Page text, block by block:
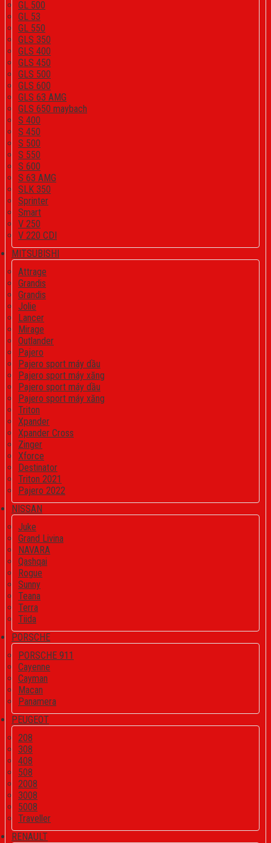
GL 500
GL 53
GL 550
GLS 350
GLS 400
GLS 450
GLS 500
GLS 600
GLS 63 AMG
GLS 650 maybach
S 400
S 450
S 500
S 550
S 600
S 63 AMG
SLK 350
Sprinter
Smart
V 250
V 220 CDI
MITSUBISHI
Attrage
Grandis
Grandis
Jolie
Lancer
Mirage
Outlander
Pajero
Pajero sport máy dầu
Pajero sport máy xăng
Pajero sport máy dầu
Pajero sport máy xăng
Triton
Xpander
Xpander Cross
Zinger
Xforce
Destinator
Triton 2021
Pajero 2022
NISSAN
Juke
Grand Livina
NAVARA
Qashqai
Rogue
Sunny
Teana
Terra
Tiida
PORSCHE
PORSCHE 911
Cayenne
Cayman
Macan
Panamera
PEUGEOT
208
308
408
508
2008
3008
5008
Traveller
RENAULT